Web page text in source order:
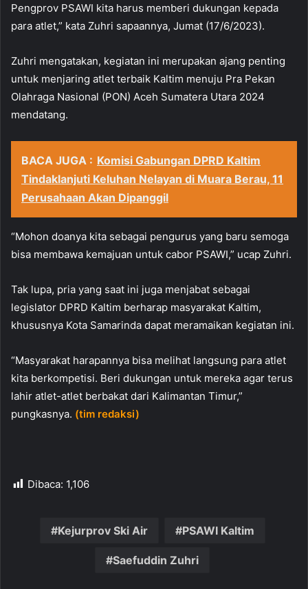
Pengprov PSAWI kita harus memberi dukungan kepada
para atlet,” kata Zuhri sapaannya, Jumat (17/6/2023).
Zuhri mengatakan, kegiatan ini merupakan ajang penting
untuk menjaring atlet terbaik Kaltim menuju Pra Pekan
Olahraga Nasional (PON) Aceh Sumatera Utara 2024
mendatang.
BACA JUGA : Komisi Gabungan DPRD Kaltim
Tindaklanjuti Keluhan Nelayan di Muara Berau, 11
Perusahaan Akan Dipanggil
“Mohon doanya kita sebagai pengurus yang baru semoga
bisa membawa kemajuan untuk cabor PSAWI,” ucap Zuhri.
Tak lupa, pria yang saat ini juga menjabat sebagai
legislator DPRD Kaltim berharap masyarakat Kaltim,
khususnya Kota Samarinda dapat meramaikan kegiatan ini.
“Masyarakat harapannya bisa melihat langsung para atlet
kita berkompetisi. Beri dukungan untuk mereka agar terus
lahir atlet-atlet berbakat dari Kalimantan Timur,”
pungkasnya. (tim redaksi)
Dibaca: 1,106
Kejurprov Ski Air PSAWI Kaltim
Saefuddin Zuhri